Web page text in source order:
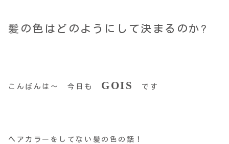
髪の色はどのようにして決まるのか?
こんばんは～ 今日も GOIS です
ヘアカラーをしてない髪の色の話！